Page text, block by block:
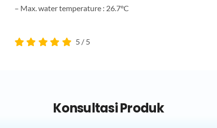
– Max. water temperature : 26.7°C
5 / 5
Konsultasi Produk